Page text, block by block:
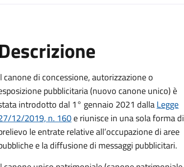
Descrizione
canone di concessione, autorizzazione o
pubblicitaria (nuovo canone unico) è
introdotto dal 1° gennaio 2021 dallaLegge
12/2019, n. 160e riunisce in una sola forma di
le entrate relative all’occupazione di aree
e la diffusione di messaggi pubblicitari.